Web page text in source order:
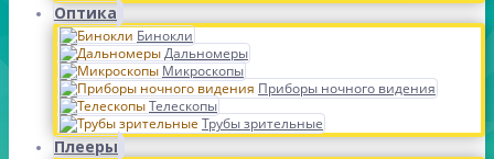
Оптика
Бинокли
Дальномеры
Микроскопы
Приборы ночного видения
Телескопы
Трубы зрительные
Плееры